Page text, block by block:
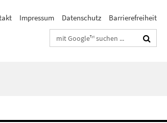
Impressum Datenschutz
Barrierefreiheit
Suchbegriffe